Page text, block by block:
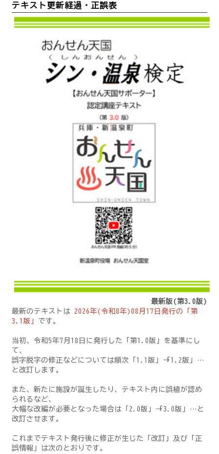
テキスト更新経過・正誤表
最新版(第3.0版)
最新のテキストは 2026年(令和8年)08月17日発行の「第
3.1版」 です。
当初、令和5年7月18日に発行した「第1.0版」を基準にし
て、
誤字脱字の修正などについては順次「1.1版」→「1.2版」…
と改訂します。
また、新たに施設が誕生したり、テキスト内に誤植が認め
られるなど、
大幅な改編が必要となった場合は「2.0版」→「3.0版」…と
改訂させます。
これまでテキスト発行後に修正が生じた「改訂」及び「正
誤情報」は次のとおりです。